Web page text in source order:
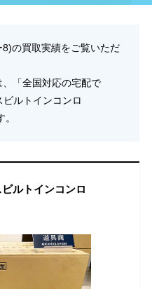
の買取実績をご覧いただ
「全国対応の宅配で
ルトインコンロ
ルトインコンロ